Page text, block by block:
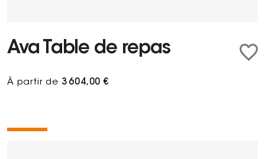
Ava Table de repas
À partir de 3 604,00 €